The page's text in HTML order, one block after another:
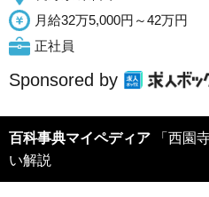
月給32万5,000円～42万円
正社員
Sponsored by
百科事典マイペディア 「西園
い解説